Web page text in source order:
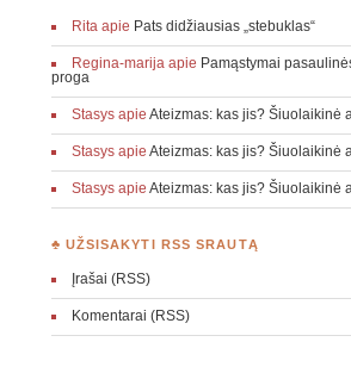
Ritaapie Pats didžiausias „stebuklas“
Regina-marijaapie Pamąstymai
proga
Stasysapie Ateizmas: kas jis? Šiuolaikinė
Stasysapie Ateizmas: kas jis? Šiuolaikinė
Stasysapie Ateizmas: kas jis? Šiuolaikinė
♣ UŽSISAKYTI RSS SRAUTĄ
Įrašai (RSS)
Komentarai (RSS)